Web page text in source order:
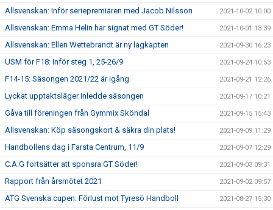
Allsvenskan: Inför seriepremiären med Jacob Nilsson 2021-10-02 10:00
Allsvenskan: Emma Helin har signat med GT Söder! 2021-10-01 13:39
Allsvenskan: Ellen Wettebrandt är ny lagkapten 2021-09-30 16:23
USM för F18: Inför steg 1, 25-26/9 2021-09-24 10:53
F14-15: Säsongen 2021/22 är igång 2021-09-21 12:26
Lyckat upptaktsläger inledde säsongen 2021-09-17 10:21
Gåva till föreningen från Gymmix Sköndal 2021-09-15 15:43
Allsvenskan: Köp säsongskort & säkra din plats! 2021-09-09 11:29
Handbollens dag i Farsta Centrum, 11/9 2021-09-07 12:29
C.A.G fortsätter att sponsra GT Söder! 2021-09-03 09:31
Rapport från årsmötet 2021 2021-09-02 09:57
ATG Svenska cupen: Förlust mot Tyresö Handboll 2021-08-27 15:30